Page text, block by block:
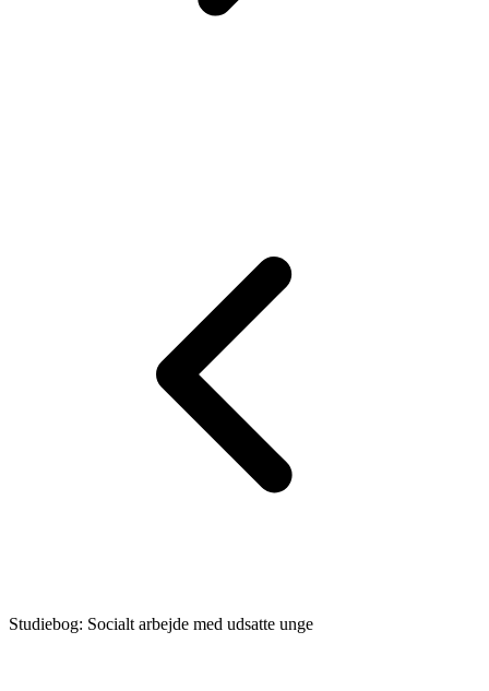
Studiebog: Socialt arbejde med udsatte unge